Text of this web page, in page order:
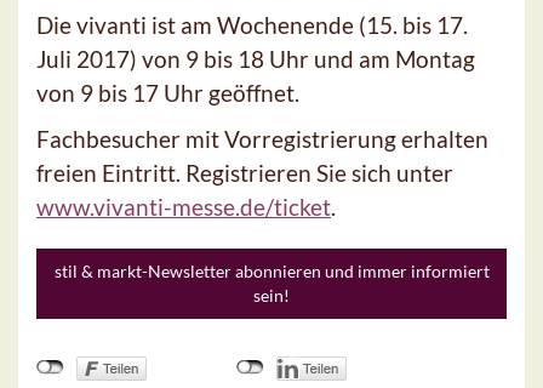
Die vivanti ist am Wochenende (15. bis 17.
Juli 2017) von 9 bis 18 Uhr und am Montag
von 9 bis 17 Uhr geöffnet.
Fachbesucher mit Vorregistrierung erhalten
freien Eintritt. Registrieren Sie sich unter
www.vivanti-messe.de/ticket.
stil & markt-Newsletter abonnieren und immer informiert
sein!